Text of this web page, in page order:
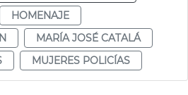
HOMENAJE
MARÍA JOSÉ CATALÁ
MUJERES POLICÍAS